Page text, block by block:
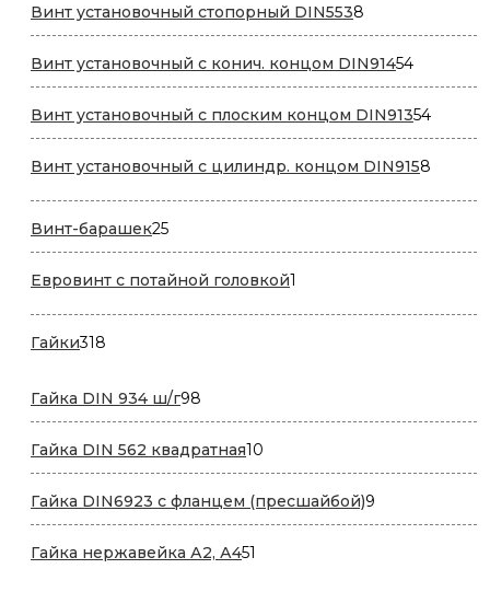
Винт установочный стопорный DIN5538
товаров
Винт установочный с конич. концом DIN9145454
товара
Винт установочный с плоским концом DIN9135454
товара
Винт установочный с цилиндр. концом DIN9158
Винт-барашек2525
товаров
Евровинт с потайной головкой1
Гайки318
Гайка DIN 934 ш/г98
товаров
Гайка DIN 562 квадратная10
товаров
Гайка DIN6923 с фланцем (пресшайбой)9
товаров
Гайка нержавейка А2, А451